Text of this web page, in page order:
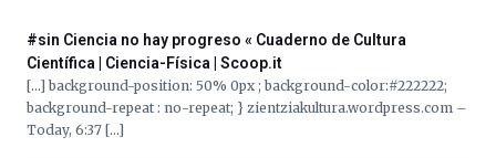
octubre.
La
iniciativa,
organizada
por
#sin Ciencia no hay progreso « Cuaderno de Cultura
Científica | Ciencia-Física | Scoop.it
[…] background-position: 50% 0px ; background-color:#222222;
background-repeat : no-repeat; } zientziakultura.wordpress.com –
Today, 6:37 […]